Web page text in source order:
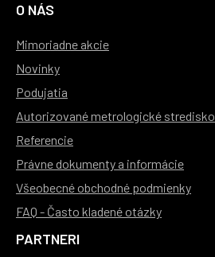
O NÁS
Mimoriadne akcie
Novinky
Podujatia
Autorizované metrologické stredisko
Referencie
Právne dokumenty a informácie
Všeobecné obchodné podmienky
FAQ - Často kladené otázky
PARTNERI